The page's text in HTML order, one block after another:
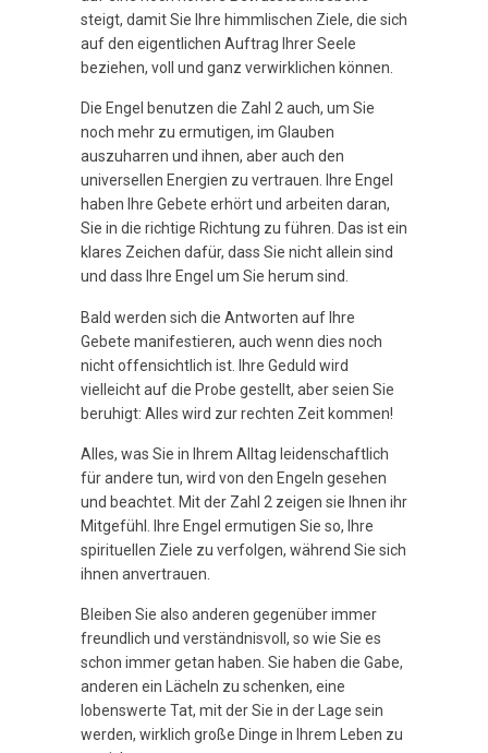
steigt, damit Sie Ihre himmlischen Ziele, die sich
auf den eigentlichen Auftrag Ihrer Seele
beziehen, voll und ganz verwirklichen können.
Die Engel benutzen die Zahl 2 auch, um Sie
noch mehr zu ermutigen, im Glauben
auszuharren und ihnen, aber auch den
universellen Energien zu vertrauen. Ihre Engel
haben Ihre Gebete erhört und arbeiten daran,
Sie in die richtige Richtung zu führen. Das ist ein
klares Zeichen dafür, dass Sie nicht allein sind
und dass Ihre Engel um Sie herum sind.
Bald werden sich die Antworten auf Ihre
Gebete manifestieren, auch wenn dies noch
nicht offensichtlich ist. Ihre Geduld wird
vielleicht auf die Probe gestellt, aber seien Sie
beruhigt: Alles wird zur rechten Zeit kommen!
Alles, was Sie in Ihrem Alltag leidenschaftlich
für andere tun, wird von den Engeln gesehen
und beachtet. Mit der Zahl 2 zeigen sie Ihnen ihr
Mitgefühl. Ihre Engel ermutigen Sie so, Ihre
spirituellen Ziele zu verfolgen, während Sie sich
ihnen anvertrauen.
Bleiben Sie also anderen gegenüber immer
freundlich und verständnisvoll, so wie Sie es
schon immer getan haben. Sie haben die Gabe,
anderen ein Lächeln zu schenken, eine
lobenswerte Tat, mit der Sie in der Lage sein
werden, wirklich große Dinge in Ihrem Leben zu